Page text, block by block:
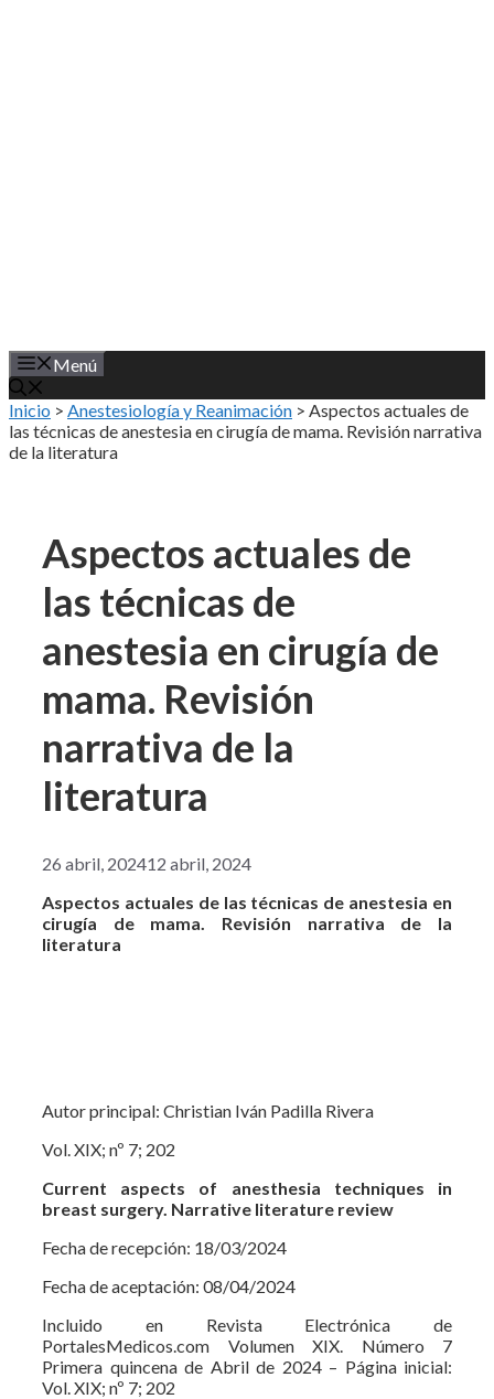
Menú
Inicio > Anestesiología y Reanimación > Aspectos actuales de
las técnicas de anestesia en cirugía de mama. Revisión narrativa
de la literatura
Aspectos actuales de
las técnicas de
anestesia en cirugía de
mama. Revisión
narrativa de la
literatura
26 abril, 202412 abril, 2024
Aspectos actuales de las técnicas de anestesia en
cirugía de mama. Revisión narrativa de la
literatura
Autor principal: Christian Iván Padilla Rivera
Vol. XIX; nº 7; 202
Current aspects of anesthesia techniques in
breast surgery. Narrative literature review
Fecha de recepción: 18/03/2024
Fecha de aceptación: 08/04/2024
Incluido en Revista Electrónica de
PortalesMedicos.com Volumen XIX. Número 7
Primera quincena de Abril de 2024 – Página inicial:
Vol. XIX; nº 7; 202